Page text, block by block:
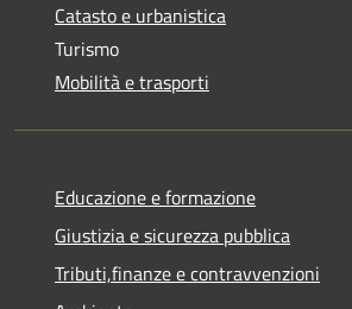
Catasto e urbanistica
Turismo
Mobilità e trasporti
Educazione e formazione
Giustizia e sicurezza pubblica
Tributi,finanze e contravvenzioni